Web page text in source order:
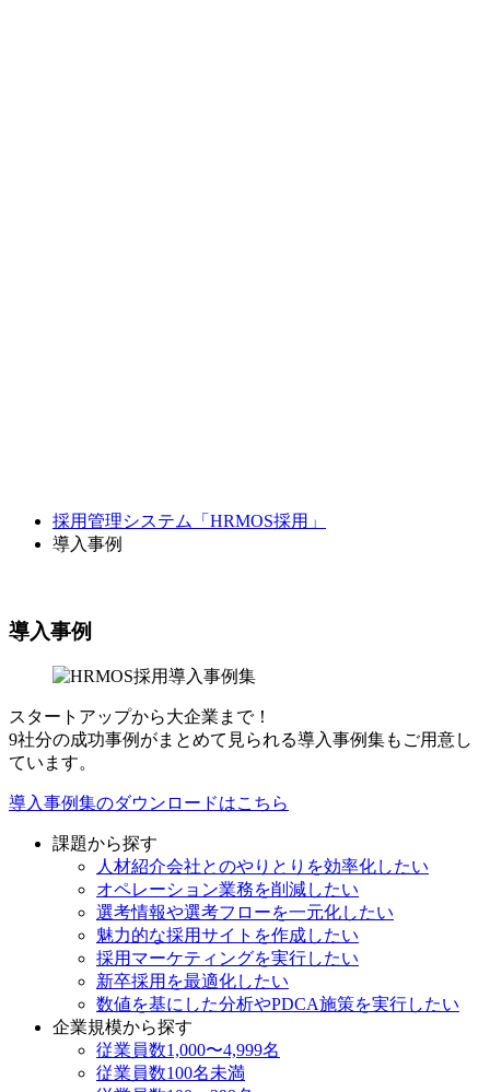
採用管理システム「HRMOS採用」
導入事例
導入事例
スタートアップから大企業まで！
9社分の成功事例がまとめて見られる導入事例集もご用意し
ています。
導入事例集のダウンロードはこちら
課題から探す
人材紹介会社とのやりとりを効率化したい
オペレーション業務を削減したい
選考情報や選考フローを一元化したい
魅力的な採用サイトを作成したい
採用マーケティングを実行したい
新卒採用を最適化したい
数値を基にした分析やPDCA施策を実行したい
企業規模から探す
従業員数1,000〜4,999名
従業員数100名未満